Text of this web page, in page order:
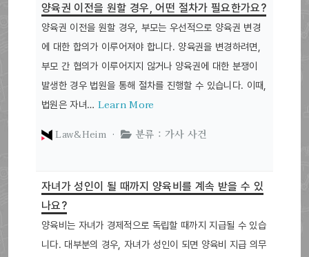
양육권 이전을 원할 경우, 어떤 절차가 필요한가요?
양육권 이전을 원할 경우, 부모는 우선적으로 양육권 변경
에 대한 합의가 이루어져야 합니다. 양육권을 변경하려면,
부모 간 협의가 이루어지지 않거나 양육권에 대한 분쟁이
발생한 경우 법원을 통해 절차를 진행할 수 있습니다. 이때,
법원은 자녀… Learn More
Law&Heim ·
분류 : 가사 사건
자녀가 성인이 될 때까지 양육비를 계속 받을 수 있
나요?
양육비는 자녀가 경제적으로 독립할 때까지 지급될 수 있습
니다. 대부분의 경우, 자녀가 성인이 되면 양육비 지급 의무